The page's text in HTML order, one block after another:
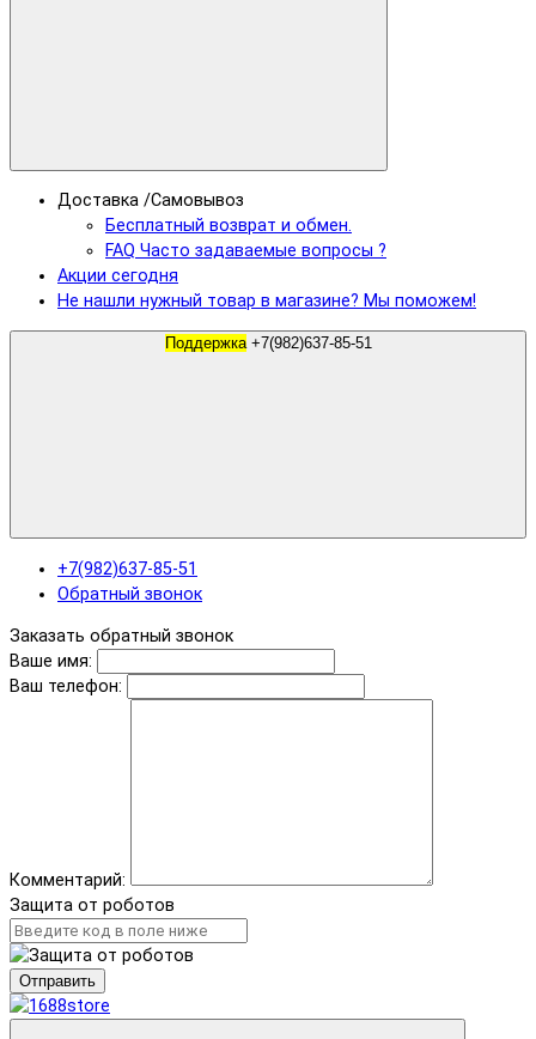
Доставка /Самовывоз
Бесплатный возврат и обмен.
FAQ Часто задаваемые вопросы ?
Акции сегодня
Не нашли нужный товар в магазине? Мы поможем!
Поддержка +7(982)637-85-51
+7(982)637-85-51
Обратный звонок
Заказать обратный звонок
Ваше имя:
Ваш телефон:
Комментарий:
Защита от роботов
Отправить